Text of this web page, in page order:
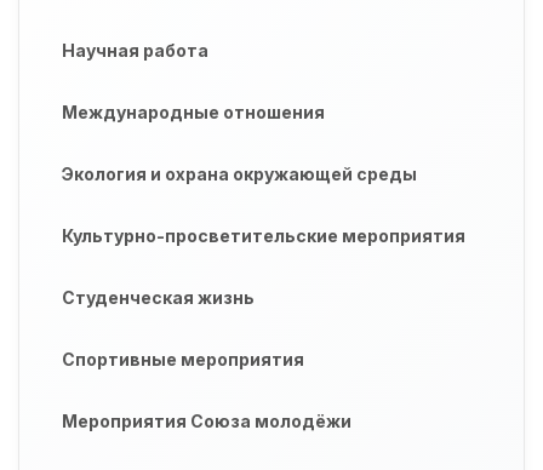
Научная работа
Международные отношения
Экология и охрана окружающей среды
Культурно-просветительские мероприятия
Студенческая жизнь
Спортивные мероприятия
Мероприятия Союза молодёжи